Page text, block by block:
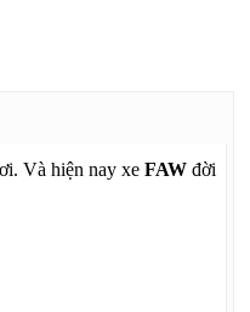
Và hiện nay xeFAW đời